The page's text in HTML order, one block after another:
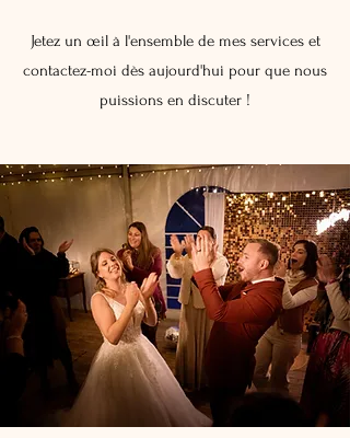
Jetez un œil à l'ensemble de mes services et
contactez-moi dès aujourd'hui pour que nous
puissions en discuter !​